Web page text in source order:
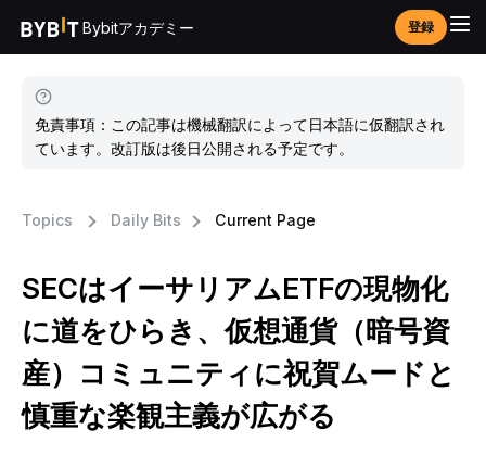
Bybitアカデミー 登録
免責事項：この記事は機械翻訳によって日本語に仮翻訳され
ています。改訂版は後日公開される予定です。
Topics Daily Bits Current Page
SECはイーサリアムETFの現物化
に道をひらき、仮想通貨（暗号資
産）コミュニティに祝賀ムードと
慎重な楽観主義が広がる